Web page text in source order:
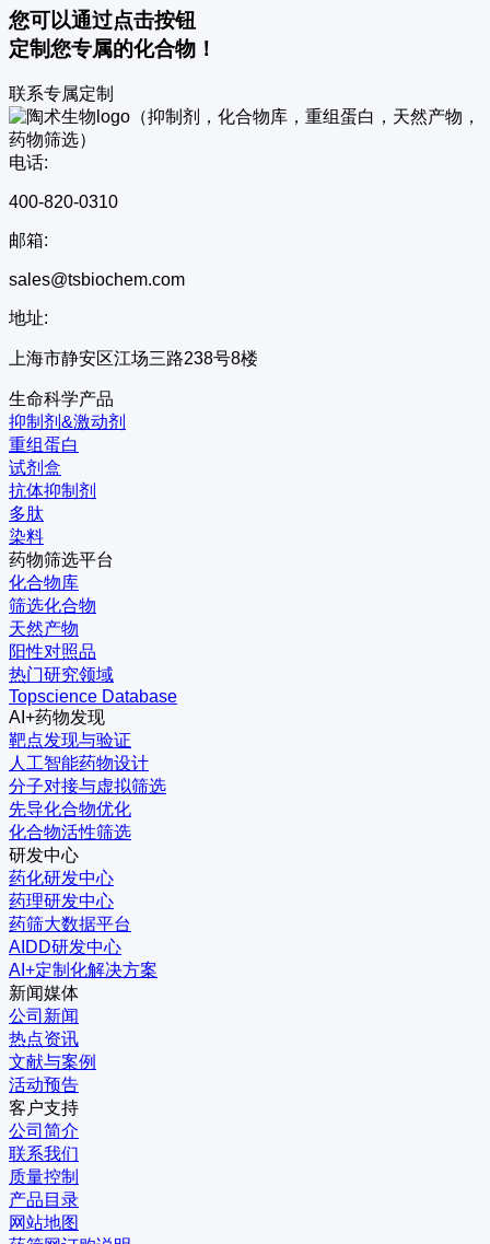
您可以通过点击按钮
定制您专属的化合物！
联系专属定制
电话:
400-820-0310
邮箱:
sales@tsbiochem.com
地址:
上海市静安区江场三路238号8楼
生命科学产品
抑制剂&激动剂
重组蛋白
试剂盒
抗体抑制剂
多肽
染料
药物筛选平台
化合物库
筛选化合物
天然产物
阳性对照品
热门研究领域
Topscience Database
AI+药物发现
靶点发现与验证
人工智能药物设计
分子对接与虚拟筛选
先导化合物优化
化合物活性筛选
研发中心
药化研发中心
药理研发中心
药筛大数据平台
AIDD研发中心
AI+定制化解决方案
新闻媒体
公司新闻
热点资讯
文献与案例
活动预告
客户支持
公司简介
联系我们
质量控制
产品目录
网站地图